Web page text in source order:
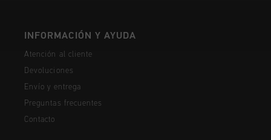
INFORMACIÓN Y AYUDA
Atención al cliente
Devoluciones
Envío y entrega
Preguntas frecuentes
Contacto